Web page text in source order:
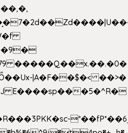
�����Q��x.��.�0�
|A�F��$�< ��>�
E����sp���5�^R�